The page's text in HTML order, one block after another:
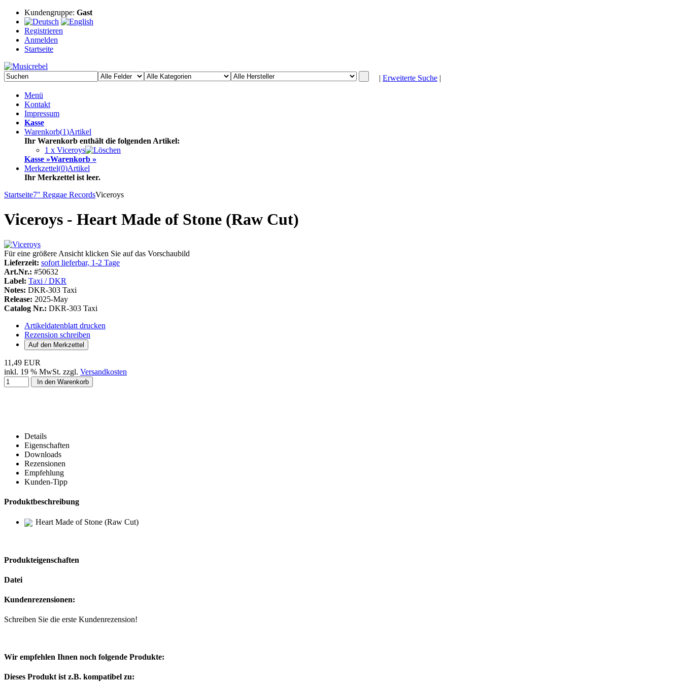
Kundengruppe: Gast
Registrieren
Anmelden
Startseite
| Erweiterte Suche |
Menü
Kontakt
Impressum
Kasse
Warenkorb(1)Artikel
Ihr Warenkorb enthält die folgenden Artikel:
1 x Viceroys
Kasse »Warenkorb »
Merkzettel(0)Artikel
Ihr Merkzettel ist leer.
Startseite7" Reggae RecordsViceroys
Viceroys - Heart Made of Stone (Raw Cut)
Für eine größere Ansicht klicken Sie auf das Vorschaubild
Lieferzeit: sofort lieferbar, 1-2 Tage
Art.Nr.: #50632
Label: Taxi / DKR
Notes: DKR-303 Taxi
Release: 2025-May
Catalog Nr.: DKR-303 Taxi
Artikeldatenblatt drucken
Rezension schreiben
11,49 EUR
inkl. 19 % MwSt. zzgl. Versandkosten
In den Warenkorb
Details
Eigenschaften
Downloads
Rezensionen
Empfehlung
Kunden-Tipp
Produktbeschreibung
Heart Made of Stone (Raw Cut)
Produkteigenschaften
Datei
Kundenrezensionen:
Schreiben Sie die erste Kundenrezension!
Wir empfehlen Ihnen noch folgende Produkte:
Dieses Produkt ist z.B. kompatibel zu: